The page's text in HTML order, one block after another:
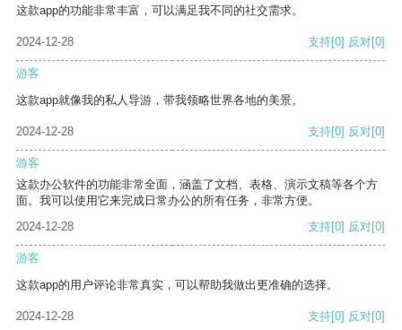
这款app的功能非常丰富，可以满足我不同的社交需求。
2024-12-28 支持[0] 反对[0]
游客
这款app就像我的私人导游，带我领略世界各地的美景。
2024-12-28 支持[0] 反对[0]
游客
这款办公软件的功能非常全面，涵盖了文档、表格、演示文稿等各个方
面。我可以使用它来完成日常办公的所有任务，非常方便。
2024-12-28
支持[0] 反对[0]
游客
这款app的用户评论非常真实，可以帮助我做出更准确的选择。
2024-12-28 支持[0] 反对[0]